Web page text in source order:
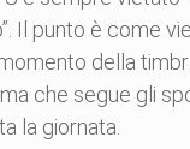
Il punto è come
della
che segue gli
la giornata.